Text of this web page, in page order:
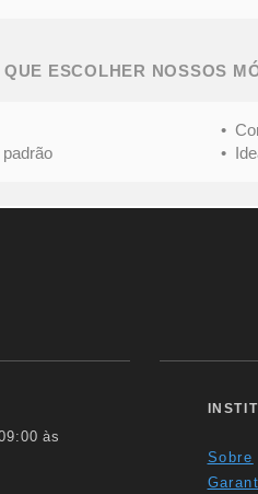
QUE ESCOLHER NOSSOS
•
• Ideal
às
Sobre